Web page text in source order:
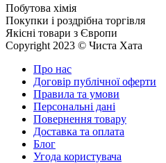
Побутова хімія
Покупки і роздрібна торгівля
Якісні товари з Європи
Copyright 2023 © Чиста Хата
Про нас
Договір публічної оферти
Правила та умови
Персональні дані
Повернення товару
Доставка та оплата
Блог
Угода користувача